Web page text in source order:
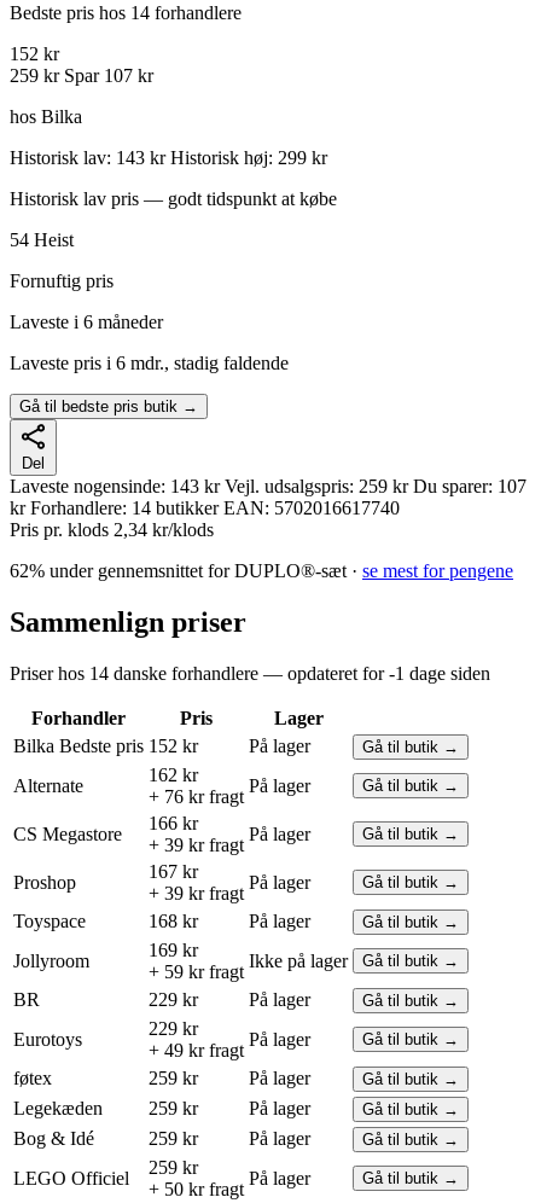
Bedste pris hos 14 forhandlere
152 kr
259 kr Spar 107 kr
hos Bilka
Historisk lav: 143 kr Historisk høj: 299 kr
Historisk lav pris — godt tidspunkt at købe
54 Heist
Fornuftig pris
Laveste i 6 måneder
Laveste pris i 6 mdr., stadig faldende
Gå til bedste pris butik →
Del
Laveste nogensinde: 143 kr Vejl. udsalgspris: 259 kr Du sparer: 107
kr Forhandlere: 14 butikker EAN: 5702016617740
Pris pr. klods 2,34 kr/klods
62% under gennemsnittet for DUPLO®-sæt · se mest for pengene
Sammenlign priser
Priser hos 14 danske forhandlere — opdateret for -1 dage siden
Forhandler Pris
Lager
Bilka Bedste pris 152 kr På lager Gå til butik →
Alternate
162 kr
+ 76 kr fragt
På lager Gå til butik →
CS Megastore
166 kr
+ 39 kr fragt
På lager Gå til butik →
Proshop
167 kr
+ 39 kr fragt
På lager Gå til butik →
Toyspace 168 kr På lager Gå til butik →
Jollyroom
169 kr
+ 59 kr fragt
Ikke på lager Gå til butik →
BR 229 kr På lager Gå til butik →
Eurotoys
229 kr
+ 49 kr fragt
På lager Gå til butik →
føtex 259 kr På lager Gå til butik →
Legekæden 259 kr På lager Gå til butik →
Bog & Idé 259 kr På lager Gå til butik →
LEGO Officiel
259 kr
+ 50 kr fragt
På lager Gå til butik →